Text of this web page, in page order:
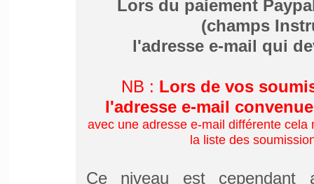
Lors du paiement
(champs
l'adresse e-mail qui
NB : Lors de vos
l'adresse e-mail
avec une adresse e-mail différente
la liste des
Ce niveau est cependant